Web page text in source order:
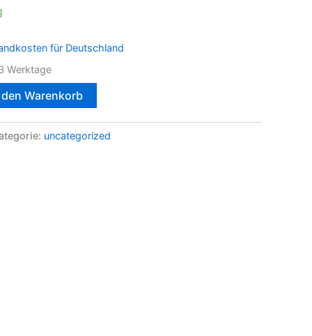
für Deutschland
Werktage
Warenkorb
uncategorized